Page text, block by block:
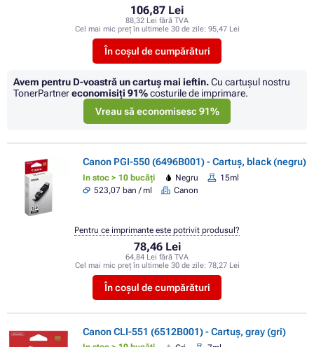
106,87 Lei
88,32 Lei fără TVA
Cel mai mic preț în ultimele 30 de zile: 95,47 Lei
În coșul de cumpărături
Avem pentru D-voastră un cartuș mai ieftin.Cu cartuşul nostru
TonerPartnereconomisiţi 91%costurile de imprimare.
Vreau să economisesc 91%
Canon PGI-550 (6496B001) - Cartuș, black (negru)
In stoc > 10 bucăți Negru
15ml
523,07 ban / ml
Canon
78,46 Lei
64,84 Lei fără TVA
Cel mai mic preț în ultimele 30 de zile: 78,27 Lei
În coșul de cumpărături
Pentru ce imprimante este potrivit produsul?
Canon CLI-551 (6512B001) - Cartuș, gray (gri)